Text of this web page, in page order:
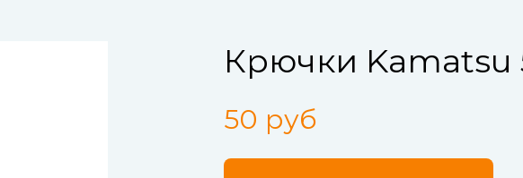
Крючки Kamatsu
50 руб